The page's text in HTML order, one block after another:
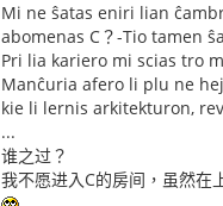
Mi ne ŝatas eniri lian
abomenas C？-Tio tamen
Pri lia kariero mi scias tro
Manĉuria afero li plu ne
kie li lernis arkitekturon,
...
谁之过？
我不愿进入C的房间，虽然在